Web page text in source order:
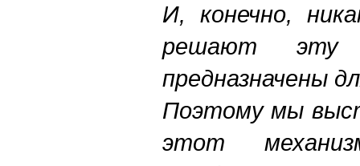
И, конечно,
решают эту
предназначены
Поэтому мы
этот